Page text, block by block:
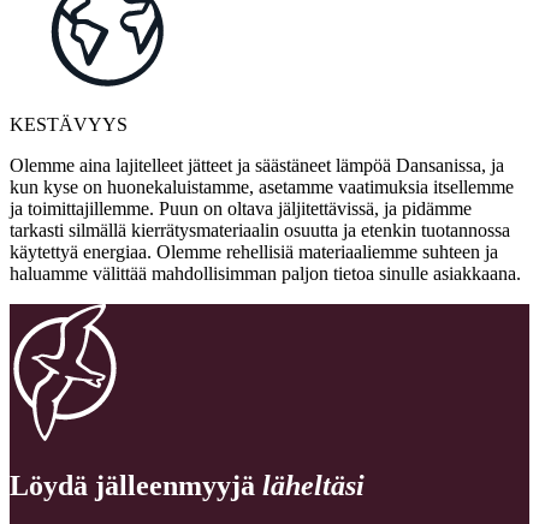
KESTÄVYYS
Olemme aina lajitelleet jätteet ja säästäneet lämpöä Dansanissa, ja
kun kyse on huonekaluistamme, asetamme vaatimuksia itsellemme
ja toimittajillemme. Puun on oltava jäljitettävissä, ja pidämme
tarkasti silmällä kierrätysmateriaalin osuutta ja etenkin tuotannossa
käytettyä energiaa. Olemme rehellisiä materiaaliemme suhteen ja
haluamme välittää mahdollisimman paljon tietoa sinulle asiakkaana.
Löydä jälleenmyyjä läheltäsi